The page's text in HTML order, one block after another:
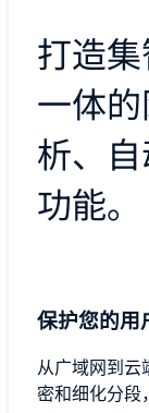
打造
一体
析、
功能。
保护您的用
从广域网到云
密和细化分段